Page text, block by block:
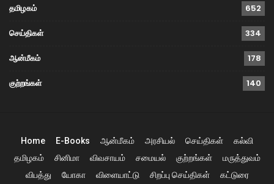
தமிழகம் 652
செய்திகள் 334
ஆன்மீகம் 178
குற்றங்கள் 140
Home E-Books ஆன்மீகம் அரசியல் செய்திகள்
கல்வி
தமிழகம்
சினிமா விவசாயம் சமையல் குற்றங்கள்
மருத்துவம்
விபத்து
யோகா விளையாட்டு சிறப்பு செய்திகள் கட்டுரை